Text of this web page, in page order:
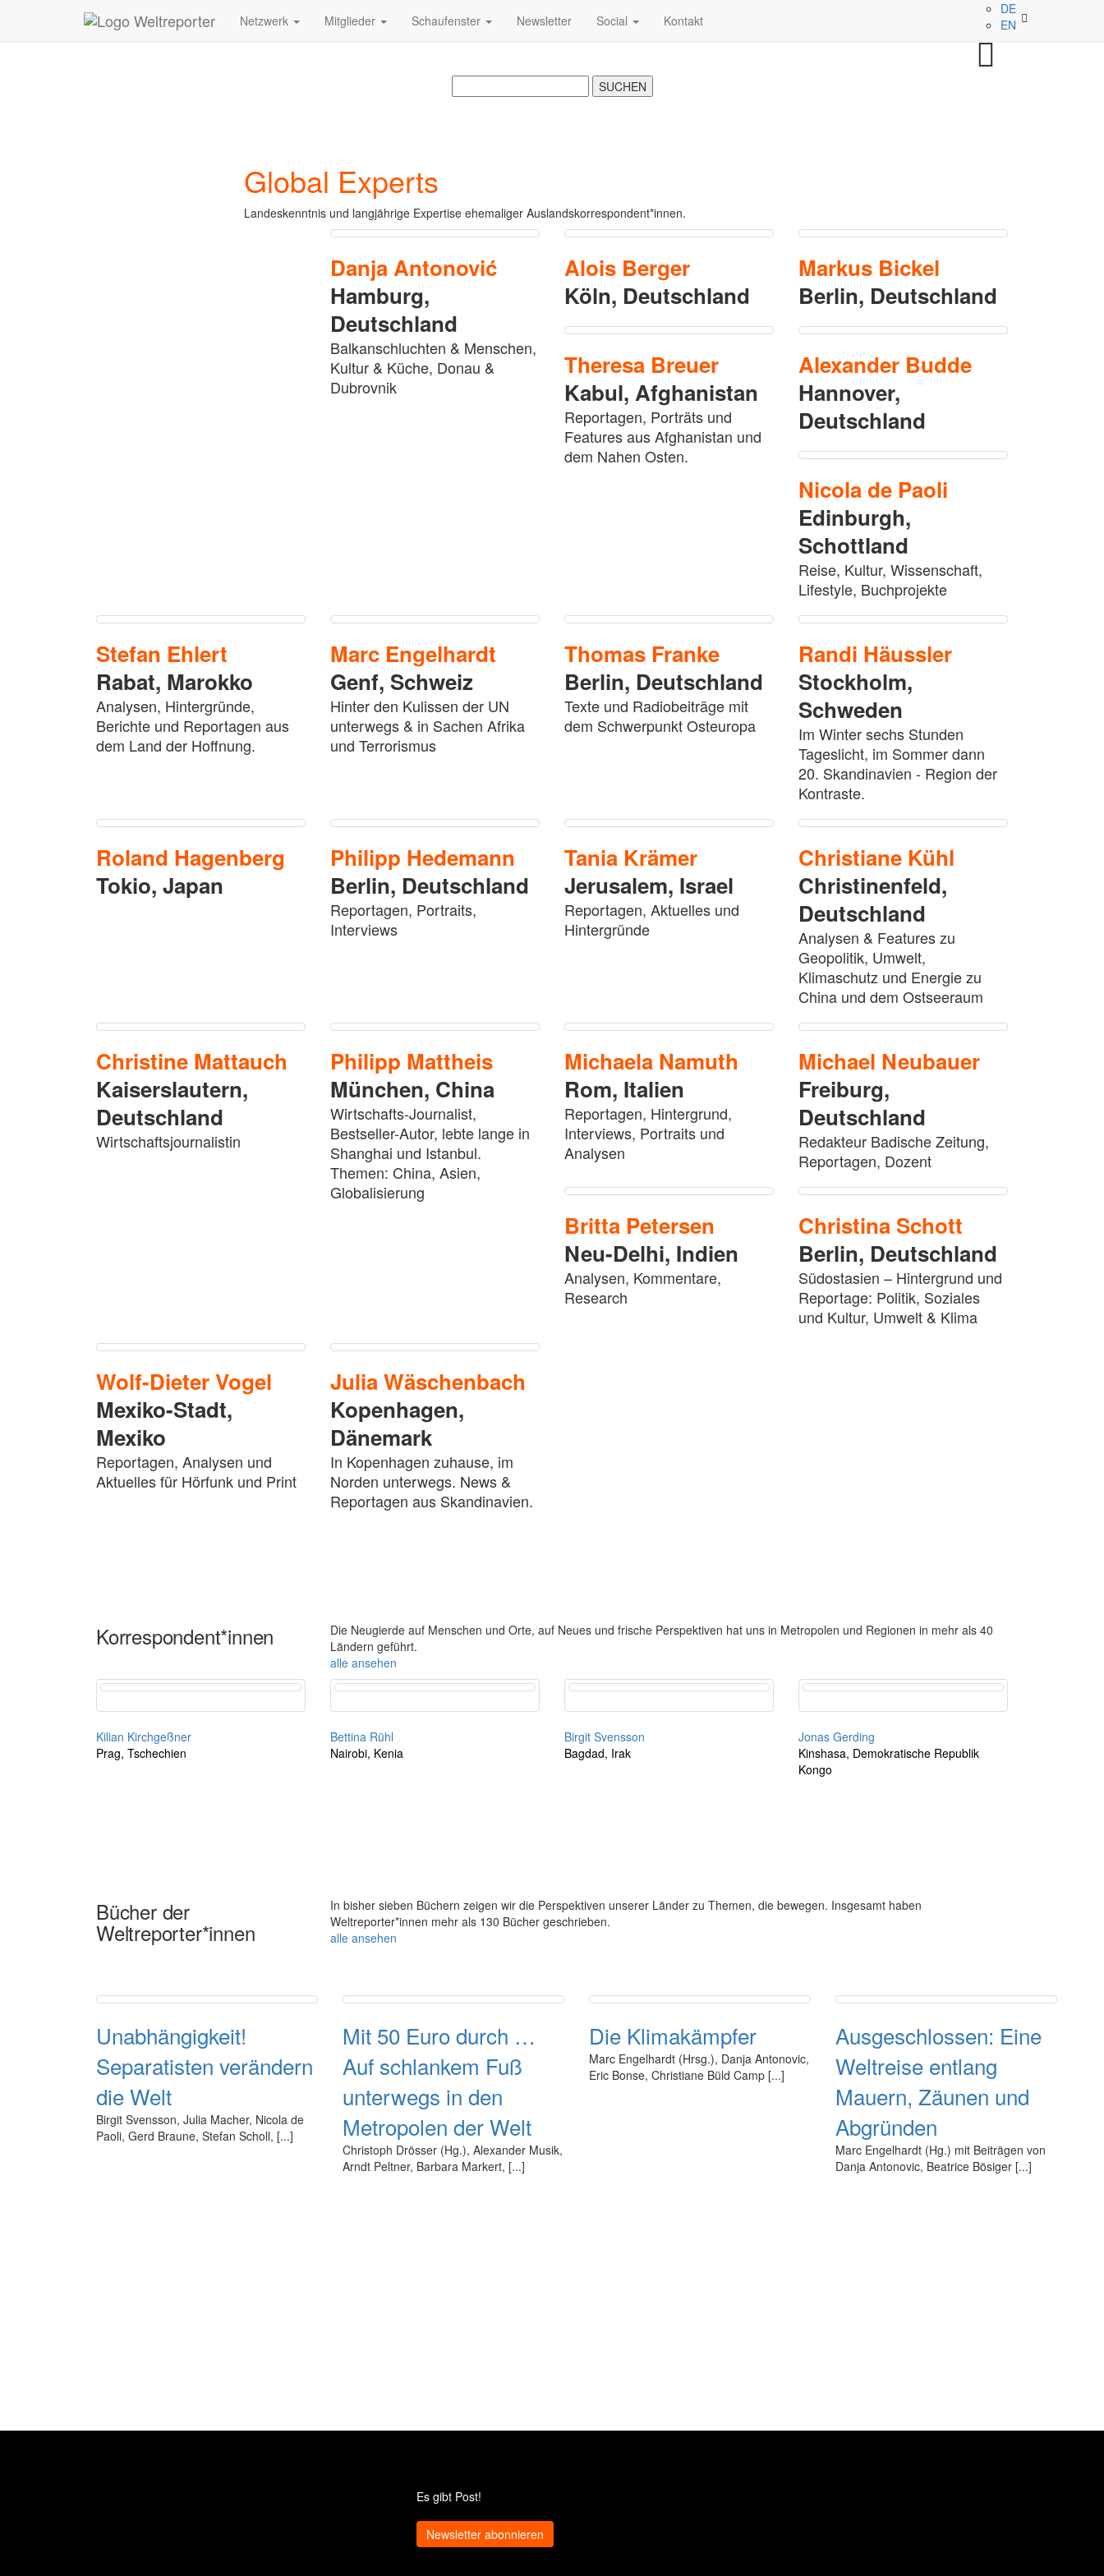
Zum Inhalt springen
Netzwerk Mitglieder Schaufenster Newsletter Social Kontakt
DE
EN
Global Experts
Landeskenntnis und langjährige Expertise ehemaliger Auslandskorrespondent*innen.
DanjaAntonović
Hamburg,
Deutschland
Balkanschluchten & Menschen,
Kultur & Küche, Donau &
Dubrovnik
Alois Berger
Köln, Deutschland
Markus Bickel
Berlin, Deutschland
Theresa Breuer
Kabul, Afghanistan
Reportagen, Porträts und
Features aus Afghanistan und
dem Nahen Osten.
Alexander Budde
Hannover,
Deutschland
Nicolade Paoli
Edinburgh,
Schottland
Reise, Kultur, Wissenschaft,
Lifestyle, Buchprojekte
Stefan Ehlert
Rabat, Marokko
Analysen, Hintergründe,
Berichte und Reportagen aus
dem Land der Hoffnung.
Marc Engelhardt
Genf, Schweiz
Hinter den Kulissen der UN
unterwegs & in Sachen Afrika
und Terrorismus
Thomas Franke
Berlin, Deutschland
Texte und Radiobeiträge mit
dem Schwerpunkt Osteuropa
Randi Häussler
Stockholm,
Schweden
Im Winter sechs Stunden
Tageslicht, im Sommer dann
20. Skandinavien - Region der
Kontraste.
Roland Hagenberg
Tokio, Japan
Philipp Hedemann
Berlin, Deutschland
Reportagen, Portraits,
Interviews
Tania Krämer
Jerusalem, Israel
Reportagen, Aktuelles und
Hintergründe
Christiane Kühl
Christinenfeld,
Deutschland
Analysen & Features zu
Geopolitik, Umwelt,
Klimaschutz und Energie zu
China und dem Ostseeraum
Christine Mattauch
Kaiserslautern,
Deutschland
Wirtschaftsjournalistin
Philipp Mattheis
München, China
Wirtschafts-Journalist,
Bestseller-Autor, lebte lange in
Shanghai und Istanbul.
Themen: China, Asien,
Globalisierung
Michaela Namuth
Rom, Italien
Reportagen, Hintergrund,
Interviews, Portraits und
Analysen
Michael Neubauer
Freiburg,
Deutschland
Redakteur Badische Zeitung,
Reportagen, Dozent
Britta Petersen
Neu-Delhi, Indien
Analysen, Kommentare,
Research
ChristinaSchott
Berlin, Deutschland
Südostasien – Hintergrund und
Reportage: Politik, Soziales
und Kultur, Umwelt & Klima
Wolf-DieterVogel
Mexiko-Stadt,
Mexiko
Reportagen, Analysen und
Aktuelles für Hörfunk und Print
JuliaWäschenbach
Kopenhagen,
Dänemark
In Kopenhagen zuhause, im
Norden unterwegs. News &
Reportagen aus Skandinavien.
Korrespondent*innen
Die Neugierde auf Menschen und Orte, auf Neues und frische Perspektiven hat uns in Metropolen und Regionen in mehr als 40
Ländern geführt.
alle ansehen
Kilian Kirchgeßner
Prag, Tschechien
Bettina Rühl
Nairobi, Kenia
Birgit Svensson
Bagdad, Irak
Jonas Gerding
Kinshasa, Demokratische Republik
Kongo
Bücher der
Weltreporter*innen
In bisher sieben Büchern zeigen wir die Perspektiven unserer Länder zu Themen, die bewegen. Insgesamt haben
Weltreporter*innen mehr als 130 Bücher geschrieben.
alle ansehen
Unabhängigkeit!
Separatisten verändern
die Welt
Birgit Svensson, Julia Macher, Nicola de
Paoli, Gerd Braune, Stefan Scholl, [...]
Mit 50 Euro durch …
Auf schlankem Fuß
unterwegs in den
Metropolen der Welt
Christoph Drösser (Hg.), Alexander Musik,
Arndt Peltner, Barbara Markert, [...]
Die Klimakämpfer
Marc Engelhardt (Hrsg.), Danja Antonovic,
Eric Bonse, Christiane Büld Camp [...]
Ausgeschlossen: Eine
Weltreise entlang
Mauern, Zäunen und
Abgründen
Marc Engelhardt (Hg.) mit Beiträgen von
Danja Antonovic, Beatrice Bösiger [...]
Es gibt Post!
Newsletter abonnieren